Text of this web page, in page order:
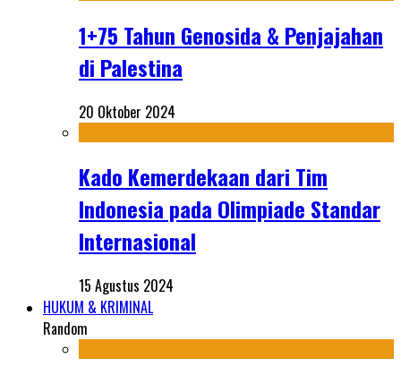
1+75 Tahun Genosida & Penjajahan
di Palestina
20 Oktober 2024
Kado Kemerdekaan dari Tim
Indonesia pada Olimpiade Standar
Internasional
15 Agustus 2024
HUKUM & KRIMINAL
Random